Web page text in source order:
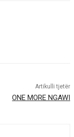
Artikulli tjetër
ONE MORE NGAWI